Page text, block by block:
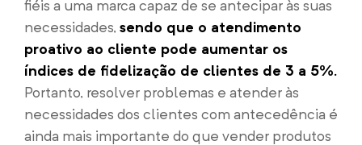
fiéis a uma marca capaz de se antecipar às suas
necessidades, sendo que o atendimento
proativo ao cliente pode aumentar os
índices de fidelização de clientes de 3 a 5%.
Portanto, resolver problemas e atender às
necessidades dos clientes com antecedência é
ainda mais importante do que vender produtos